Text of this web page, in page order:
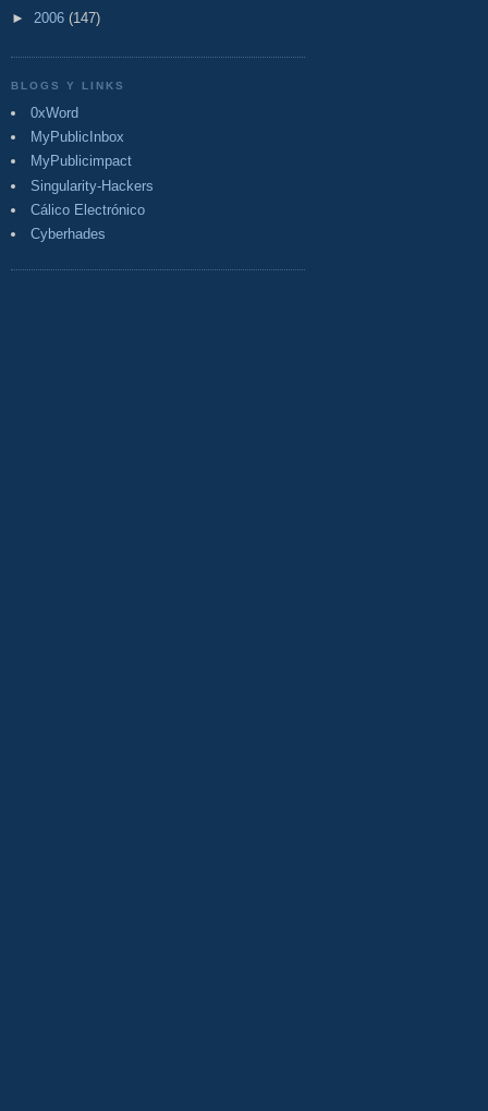
► 2006 (147)
BLOGS Y LINKS
0xWord
MyPublicInbox
MyPublicimpact
Singularity-Hackers
Cálico Electrónico
Cyberhades